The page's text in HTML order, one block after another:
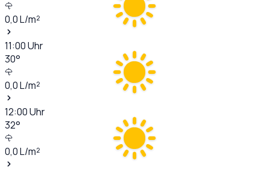
0,0L/m²
11:00Uhr
30°
0,0L/m²
12:00Uhr
32°
0,0L/m²